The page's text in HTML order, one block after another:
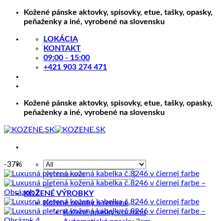
Skip
Kožené pánske aktovky, spisovky, etue, tašky, opasky,
peňaženky a iné, vyrobené na slovensku
LOKÁCIA
KONTAKT
09:00 - 15:00
+421 903 274 471
Kožené pánske aktovky, spisovky, etue, tašky, opasky,
peňaženky a iné, vyrobené na slovensku
Hľadať:
KOŽENÉ VÝROBKY
Kožené opasky a remene
Kožené opasky s brzdou
-37%